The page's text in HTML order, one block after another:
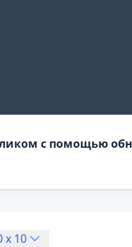
с помощью
x 10